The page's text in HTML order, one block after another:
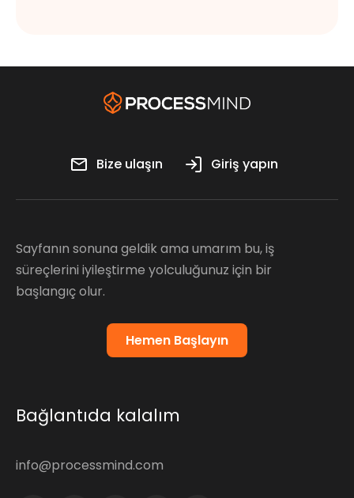
Bize ulaşın Giriş yapın
Sayfanın sonuna geldik ama umarım bu, iş
süreçlerini iyileştirme yolculuğunuz için bir
başlangıç olur.
Hemen Başlayın
Bağlantıda kalalım
info@processmind.com